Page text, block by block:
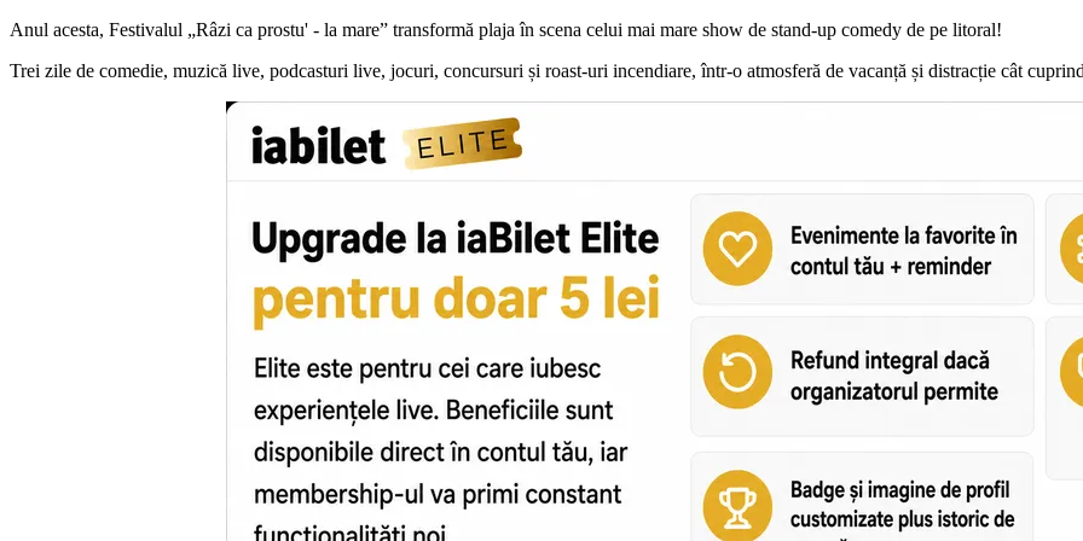
Anul acesta, Festivalul „Râzi ca prostu' - la mare” transformă plaja în scena celui mai mare show de stand-up comedy de pe litoral!
Trei zile de comedie, muzică live, podcasturi live, jocuri, concursuri și roast-uri incendiare, într-o atmosferă de vacanță și distracție cât